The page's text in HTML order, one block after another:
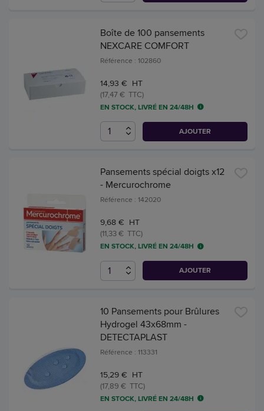
Boîte de 100 pansements
NEXCARE COMFORT
Référence : 102860
14,93 € HT
(17,47 € TTC)
EN STOCK, LIVRÉ EN 24/48H
AJOUTER
Pansements spécial doigts x12
- Mercurochrome
Référence : 142020
9,68 € HT
(11,33 € TTC)
EN STOCK, LIVRÉ EN 24/48H
AJOUTER
10 Pansements pour Brûlures
Hydrogel 43x68mm -
DETECTAPLAST
Référence : 113331
15,29 € HT
(17,89 € TTC)
EN STOCK, LIVRÉ EN 24/48H